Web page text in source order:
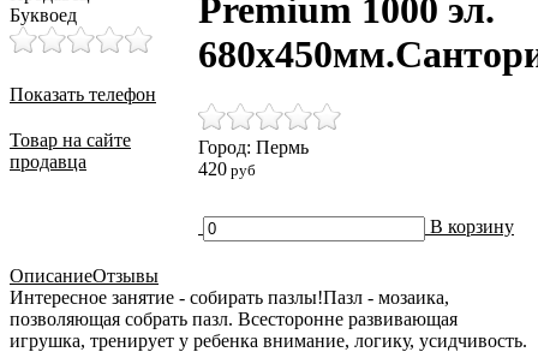
Буквоед
Показать телефон
Товар на сайте
продавца
Premium 1000 эл.
Город: Пермь
420 руб
В корзину
ОписаниеОтзывы
Интересное занятие - собирать пазлы!Пазл - мозаика,
позволяющая собрать пазл. Всесторонне развивающая
игрушка, тренирует у ребенка внимание, логику, усидчивость.